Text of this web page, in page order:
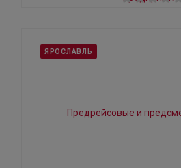
ЯРОСЛАВЛЬ